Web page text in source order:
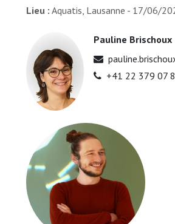
Lieu : Aquatis, Lausanne - 17/06/
Pauline Brischoux
+41 22 379 07